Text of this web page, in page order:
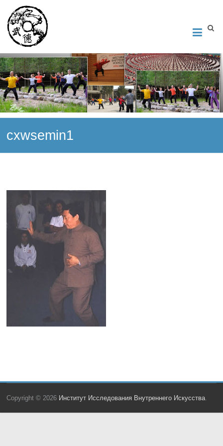
Институт Исследования Внутреннего Искусства
Школа тайцзи-цюань стиля Чэнь, Петербург. Руководитель
Андрей Середняков.
cxwsemin1
Copyright © 2026 Институт Исследования Внутреннего Искусства.